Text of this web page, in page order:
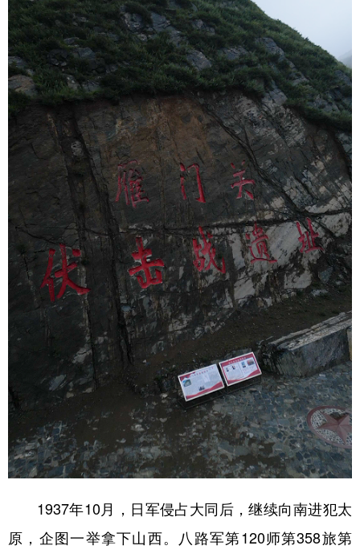
1937年10月，日军侵占大同后，继续向南进犯太
原，企图一举拿下山西。八路军第120师第358旅第